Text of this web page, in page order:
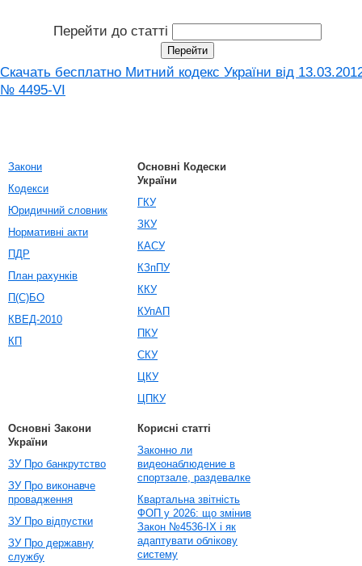
Перейти до статті
Скачать бесплатно Митний кодекс України від
№ 4495-VI
Закони
Кодекси
Юридичний словник
Нормативні акти
ПДР
План рахунків
П(С)БО
КВЕД-2010
КП
Основні Кодески
України
ГКУ
ЗКУ
КАСУ
КЗпПУ
ККУ
КУпАП
ПКУ
СКУ
ЦКУ
ЦПКУ
Основні Закони
України
ЗУ Про банкрутство
ЗУ Про виконавче
провадження
ЗУ Про відпустки
ЗУ Про державну
службу
Корисні статті
Законно ли
видеонаблюдение в
спортзале, раздевалке
Квартальна звітність
ФОП у 2026: що змінив
Закон №4536-IX і як
адаптувати облікову
систему